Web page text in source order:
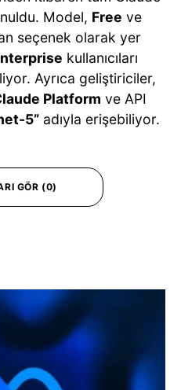
Model, Free ve
seçenek olarak yer
kullanıcıları
Ayrıca geliştiriciler,
Platform ve API
5” adıyla erişebiliyor.
GÖR (0)